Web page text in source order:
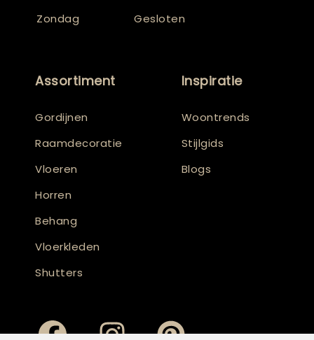
Zondag
Gesloten
Assortiment
Gordijnen
Raamdecoratie
Vloeren
Horren
Behang
Vloerkleden
Shutters
Inspiratie
Woontrends
Stijlgids
Blogs